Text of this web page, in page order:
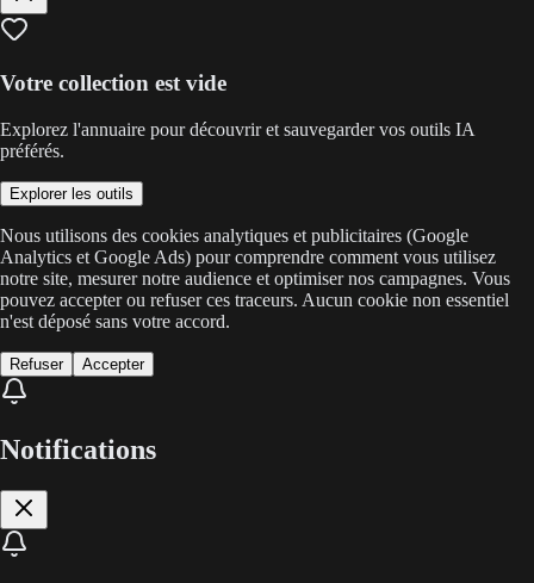
Votre collection est vide
Explorez l'annuaire pour découvrir et sauvegarder vos outils IA
préférés.
Explorer les outils
Nous utilisons des cookies analytiques et publicitaires (Google
Analytics et Google Ads) pour comprendre comment vous utilisez
notre site, mesurer notre audience et optimiser nos campagnes. Vous
pouvez accepter ou refuser ces traceurs. Aucun cookie non essentiel
n'est déposé sans votre accord.
Refuser Accepter
Notifications